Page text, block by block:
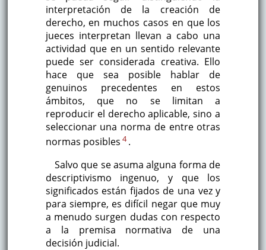
interpretación de la creación de
derecho, en muchos casos en que los
jueces interpretan llevan a cabo una
actividad que en un sentido relevante
puede ser considerada creativa. Ello
hace que sea posible hablar de
genuinos precedentes en estos
ámbitos, que no se limitan a
reproducir el derecho aplicable, sino a
seleccionar una norma de entre otras
normas posibles 4 .
Salvo que se asuma alguna forma de
descriptivismo ingenuo, y que los
significados están fijados de una vez y
para siempre, es difícil negar que muy
a menudo surgen dudas con respecto
a la premisa normativa de una
decisión judicial.